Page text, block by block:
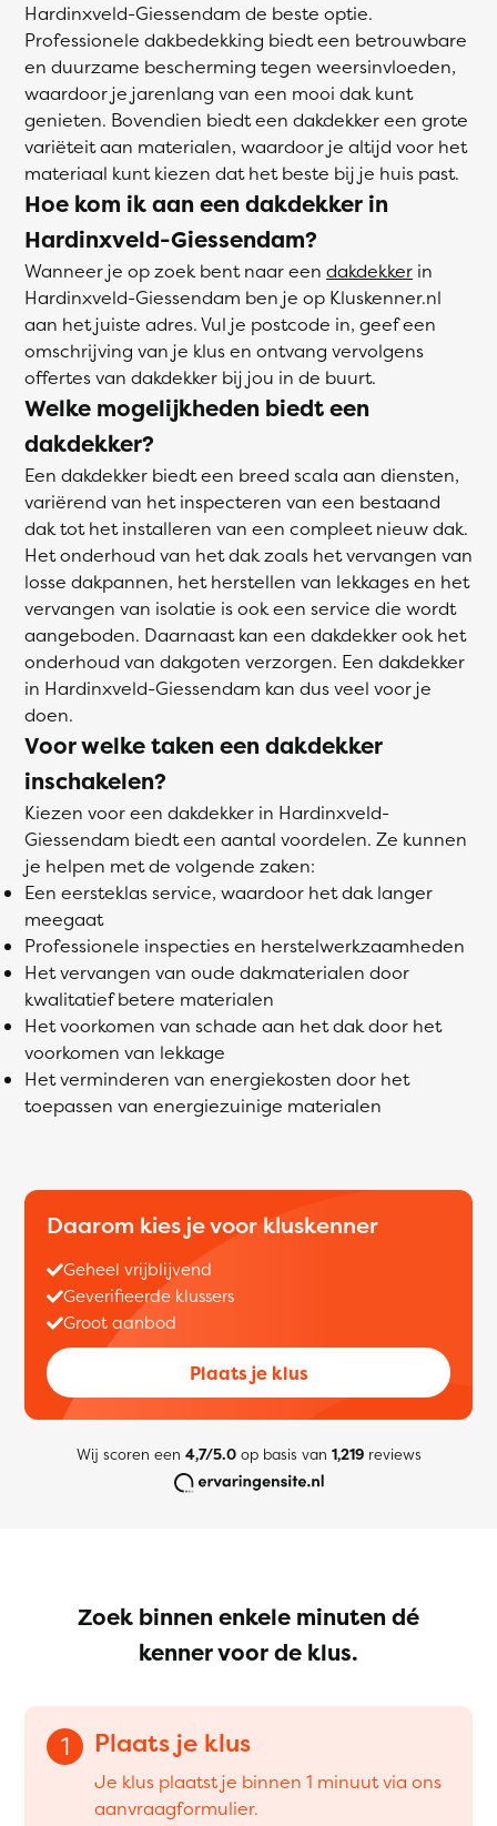
Hardinxveld-Giessendam de beste optie.
Professionele dakbedekking biedt een betrouwbare
en duurzame bescherming tegen weersinvloeden,
waardoor je jarenlang van een mooi dak kunt
genieten. Bovendien biedt een dakdekker een grote
variëteit aan materialen, waardoor je altijd voor het
materiaal kunt kiezen dat het beste bij je huis past.
Hoe kom ik aan een dakdekker in
Hardinxveld-Giessendam?
Wanneer je op zoek bent naar een dakdekker in
Hardinxveld-Giessendam ben je op Kluskenner.nl
aan het juiste adres. Vul je postcode in, geef een
omschrijving van je klus en ontvang vervolgens
offertes van dakdekker bij jou in de buurt.
Welke mogelijkheden biedt een
dakdekker?
Een dakdekker biedt een breed scala aan diensten,
variërend van het inspecteren van een bestaand
dak tot het installeren van een compleet nieuw dak.
Het onderhoud van het dak zoals het vervangen van
losse dakpannen, het herstellen van lekkages en het
vervangen van isolatie is ook een service die wordt
aangeboden. Daarnaast kan een dakdekker ook het
onderhoud van dakgoten verzorgen. Een dakdekker
in Hardinxveld-Giessendam kan dus veel voor je
doen.
Voor welke taken een dakdekker
inschakelen?
Kiezen voor een dakdekker in Hardinxveld-
Giessendam biedt een aantal voordelen. Ze kunnen
je helpen met de volgende zaken:
Een eersteklas service, waardoor het dak langer
meegaat
Professionele inspecties en herstelwerkzaamheden
Het vervangen van oude dakmaterialen door
kwalitatief betere materialen
Het voorkomen van schade aan het dak door het
voorkomen van lekkage
Het verminderen van energiekosten door het
toepassen van energiezuinige materialen
Daarom kies je voor kluskenner
Geheel vrijblijvend
Geverifieerde klussers
Groot aanbod
Plaats je klus
Wij scoren een 4,7/5.0op basis van 1,219reviews
Zoek binnen enkele minuten dé
kenner voor de klus.
1 Plaats je klus
Je klus plaatst je binnen 1 minuut via ons
aanvraagformulier.